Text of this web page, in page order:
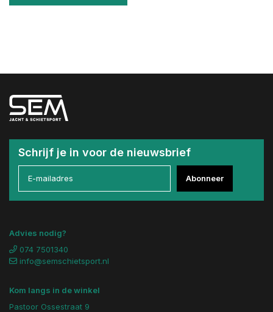
Schrijf je in voor de nieuwsbrief
Abonneer
Advies nodig?
074 7501340
info@semschietsport.nl
Kom langs in de winkel
Pastoor Ossestraat 9